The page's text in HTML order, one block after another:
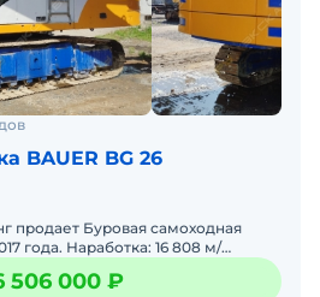
BAUER BG 26
продает Буровая самоходная
года. Наработка: 16 808 м/
характеристики буровой
506 000 ₽